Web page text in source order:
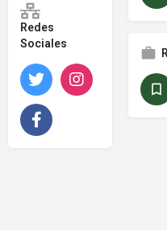
Redes
Sociales
Twitter Instagram